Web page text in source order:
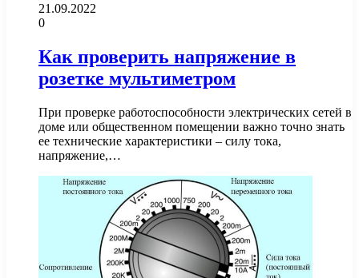
21.09.2022
0
Как проверить напряжение в
розетке мультиметром
При проверке работоспособности электрических сетей в
доме или общественном помещении важно точно знать
ее технические характеристики – силу тока,
напряжение,…